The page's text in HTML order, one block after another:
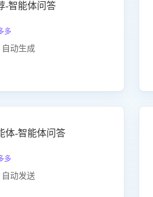
-智能体问答
多
自动生成
体-智能体问答
多
自动发送